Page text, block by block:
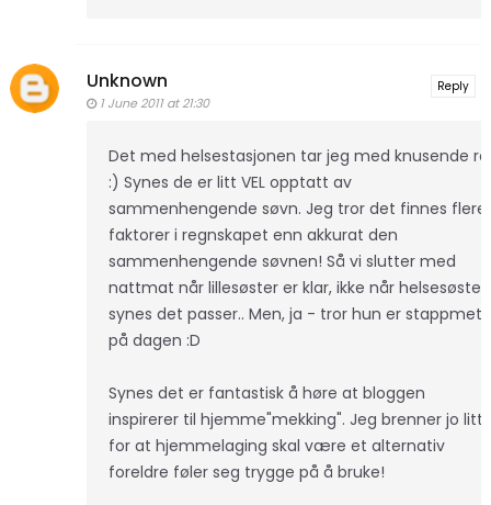
Unknown
1 June 2011 at 21:30
Det med helsestasjonen tar jeg med knusende ro
:) Synes de er litt VEL opptatt av
sammenhengende søvn. Jeg tror det finnes flere
faktorer i regnskapet enn akkurat den
sammenhengende søvnen! Så vi slutter med
nattmat når lillesøster er klar, ikke når helsesøster
synes det passer.. Men, ja - tror hun er stappmett
på dagen :D
Synes det er fantastisk å høre at bloggen
inspirerer til hjemme"mekking". Jeg brenner jo litt
for at hjemmelaging skal være et alternativ
foreldre føler seg trygge på å bruke!
Reply